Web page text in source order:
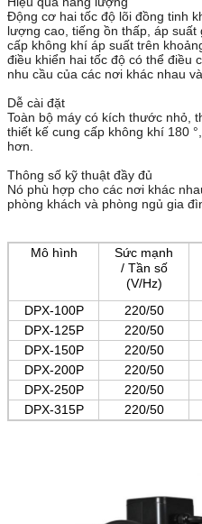
Động cơ hai tốc độ lõi đồng tinh
lượng cao, tiếng ồn thấp, áp
cấp không khí áp suất trên
điều khiển hai tốc độ có thể điều
nhu cầu của các nơi khác nhau
Dễ cài đặt
Toàn bộ máy có kích thước nhỏ,
thiết kế cung cấp không khí 180
hơn.
Thông số kỹ thuật đầy đủ
Nó phù hợp cho các nơi khác
phòng khách và phòng ngủ gia
Mô hình
Sức mạnh
/ Tần số
(V/Hz)
DPX-100P
220/50
DPX-125P
220/50
DPX-150P
220/50
DPX-200P
220/50
DPX-250P
220/50
DPX-315P
220/50